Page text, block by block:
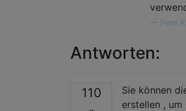
Peter
Antworten:
110 Sie können
erstellen ,